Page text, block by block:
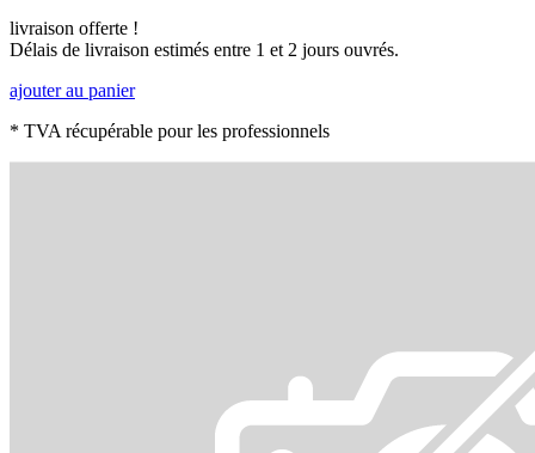
livraison offerte !
Délais de livraison estimés entre 1 et 2 jours ouvrés.
ajouter au panier
* TVA récupérable pour les professionnels